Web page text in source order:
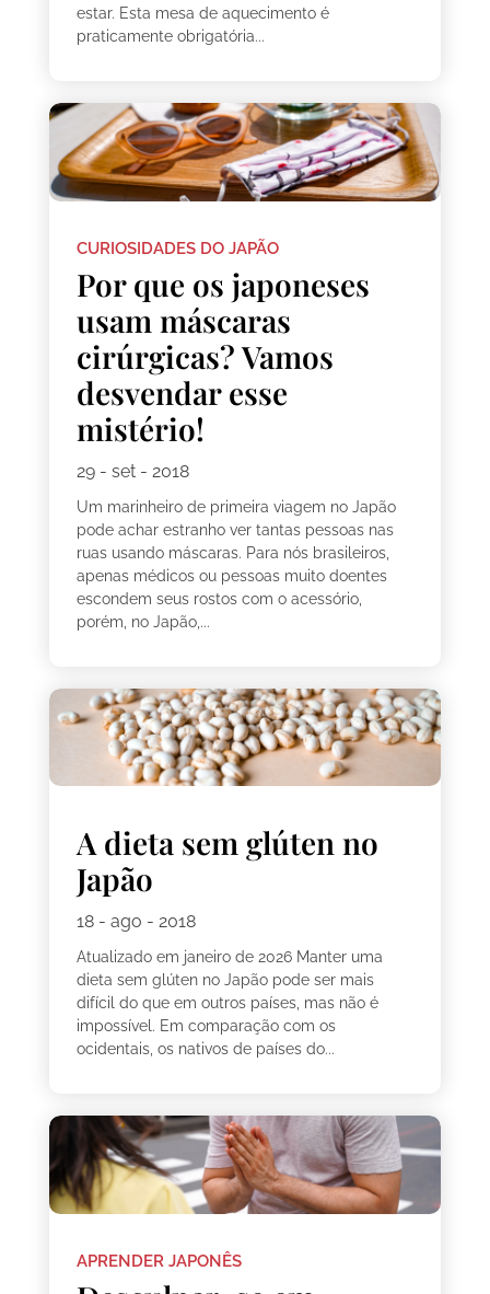
estar. Esta mesa de aquecimento é
praticamente obrigatória...
CURIOSIDADES DO JAPÃO
Por que os japoneses
usam máscaras
cirúrgicas? Vamos
desvendar esse
mistério!
29 - set - 2018
Um marinheiro de primeira viagem no Japão
pode achar estranho ver tantas pessoas nas
ruas usando máscaras. Para nós brasileiros,
apenas médicos ou pessoas muito doentes
escondem seus rostos com o acessório,
porém, no Japão,...
A dieta sem glúten no
Japão
18 - ago - 2018
Atualizado em janeiro de 2026 Manter uma
dieta sem glúten no Japão pode ser mais
difícil do que em outros países, mas não é
impossível. Em comparação com os
ocidentais, os nativos de países do...
APRENDER JAPONÊS